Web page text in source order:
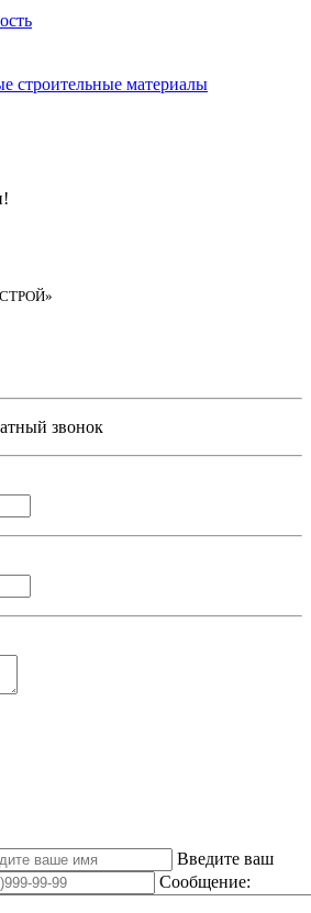
строительные материалы
звонок
Введите ваш
Сообщение: